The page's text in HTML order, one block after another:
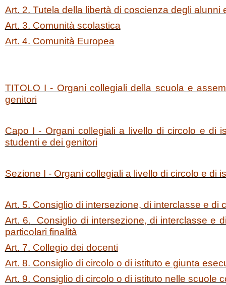
Art. 2. Tutela della libertà di coscienza degli alunni
Art. 3. Comunità scolastica
Art. 4. Comunità Europea
TITOLO I - Organi collegiali della scuola e
genitori
Capo I - Organi collegiali a livello di circolo e di
studenti e dei genitori
Sezione I - Organi collegiali a livello di circolo e di
Art. 5. Consiglio di intersezione, di interclasse e di
Art. 6.
Consiglio di intersezione, di interclasse e
particolari finalità
Art. 7. Collegio dei docenti
Art. 8. Consiglio di circolo o di istituto e giunta
Art. 9. Consiglio di circolo o di istituto nelle scuole